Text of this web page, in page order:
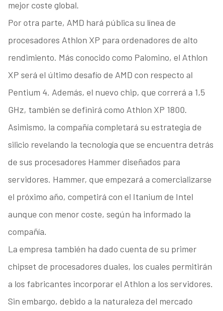
mejor coste global.
Por otra parte, AMD hará pública su línea de
procesadores Athlon XP para ordenadores de alto
rendimiento. Más conocido como Palomino, el Athlon
XP será el último desafío de AMD con respecto al
Pentium 4. Además, el nuevo chip, que correrá a 1,5
GHz, también se definirá como Athlon XP 1800.
Asimismo, la compañía completará su estrategia de
silicio revelando la tecnología que se encuentra detrás
de sus procesadores Hammer diseñados para
servidores. Hammer, que empezará a comercializarse
el próximo año, competirá con el Itanium de Intel
aunque con menor coste, según ha informado la
compañía.
La empresa también ha dado cuenta de su primer
chipset de procesadores duales, los cuales permitirán
a los fabricantes incorporar el Athlon a los servidores.
Sin embargo, debido a la naturaleza del mercado